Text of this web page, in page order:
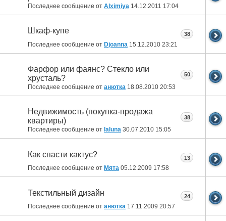
Последнее сообщение от Alximiya 14.12.2011 17:04
Шкаф-купе
Последнее сообщение от Djoanna 15.12.2010 23:21
38
Фарфор или фаянс? Стекло или
хрусталь?
Последнее сообщение от анютка 18.08.2010 20:53
50
Недвижимость (покупка-продажа
квартиры)
Последнее сообщение от laluna 30.07.2010 15:05
38
Как спасти кактус?
Последнее сообщение от Мята 05.12.2009 17:58
13
Текстильный дизайн
Последнее сообщение от анютка 17.11.2009 20:57
24